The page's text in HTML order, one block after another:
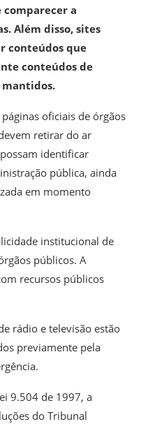
a
Além disso, sites
conteúdos que
conteúdos de
oficiais de órgãos
retirar do ar
identificar
pública, ainda
em momento
institucional de
públicos. A
recursos públicos
rádio e televisão estão
previamente pela
9.504 de 1997, a
do Tribunal